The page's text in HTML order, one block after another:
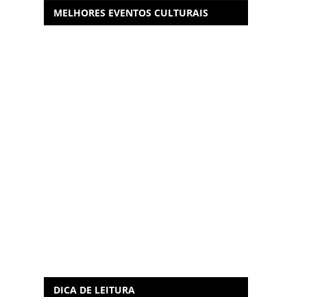
MELHORES EVENTOS CULTURAIS
DICA DE LEITURA